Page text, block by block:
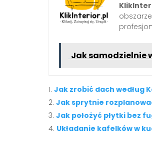
Jak samodzielnie
Jak zrobić dach według
Jak sprytnie
Jak położyć płytki bez
Układanie kafelków w